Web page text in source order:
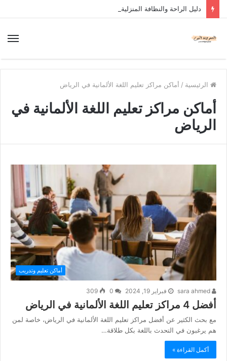
دليل الراحة والنظافة المنزلية
الرئيسية / أماكن مراكز تعليم اللغة الألمانية في الرياض
أماكن مراكز تعليم اللغة الألمانية في
الرياض
أماكن تعليم وتدريب
فبراير 19, 2024 309
أفضل 4 مراكز تعليم اللغة الألمانية في الرياض
مع بحث الكثير عن أفضل مراكز تعليم اللغة الألمانية في الرياض، خاصة لمن
هم يرغبون في التحدث باللغة بكل طلاقة…
أكمل القراءة »